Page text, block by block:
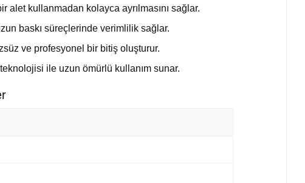
alet kullanmadan kolayca ayrılmasını sağlar.
baskı süreçlerinde verimlilik sağlar.
ve profesyonel bir bitiş oluşturur.
ile uzun ömürlü kullanım sunar.